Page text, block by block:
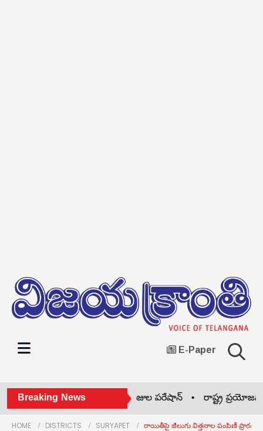
E-Paper
Breaking News
అనలాగ్ పనీర్‌పై బ్యాన్ • ఫీజుల పరేషాన్ • రాష్ట్ర
HOME DISTRICTS SURYAPET రాయితీపై జీలుగు విత్తనాల పంపిణీ ప్రారంభం